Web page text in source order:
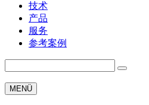
技术
产品
服务
参考案例
MENÜ